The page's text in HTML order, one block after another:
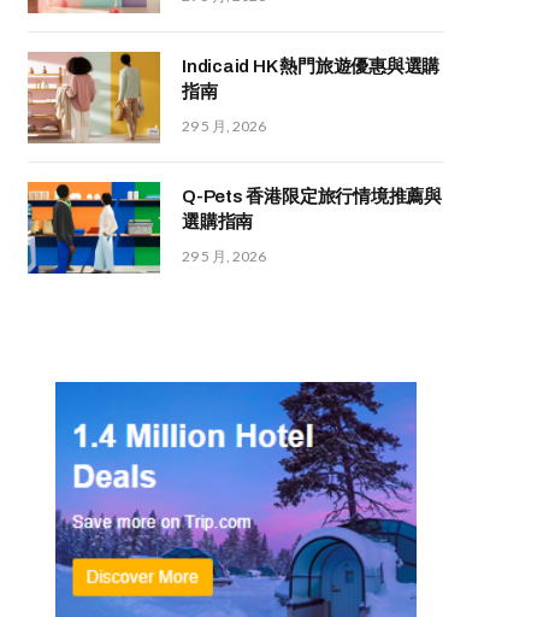
Indicaid HK 熱門旅遊優惠與選購
指南
29 5 月, 2026
Q-Pets 香港限定旅行情境推薦與
選購指南
29 5 月, 2026